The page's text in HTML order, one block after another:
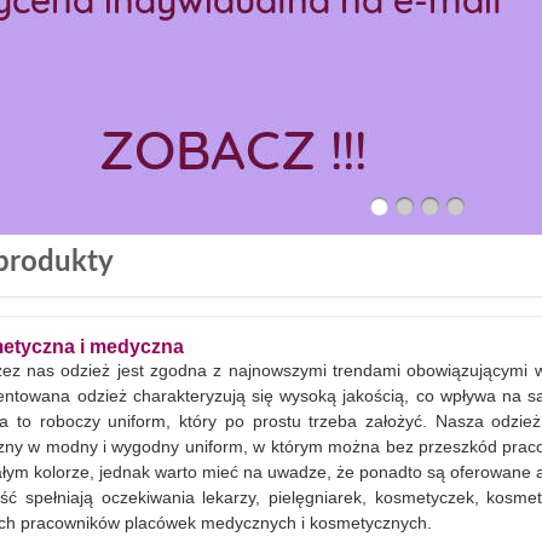
i medyczna
nas odzież jest zgodna z najnowszymi trendami obowiązującymi
odzież charakteryzują się wysoką jakością, co wpływa na
to roboczy uniform, który po prostu trzeba założyć. Nasza
w modny i wygodny uniform, w którym można bez przeszkód
kolorze, jednak warto mieć na uwadze, że ponadto są
spełniają oczekiwania lekarzy, pielęgniarek, kosmetyczek,
pracowników placówek medycznych i kosmetycznych.